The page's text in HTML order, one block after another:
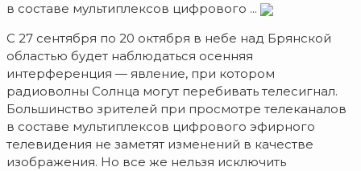
в составе мультиплексов цифрового ...
С 27 сентября по 20 октября в небе над Брянской
областью будет наблюдаться осенняя
интерференция — явление, при котором
радиоволны Солнца могут перебивать телесигнал.
Большинство зрителей при просмотре телеканалов
в составе мультиплексов цифрового эфирного
телевидения не заметят изменений в качестве
изображения. Но все же нельзя исключить